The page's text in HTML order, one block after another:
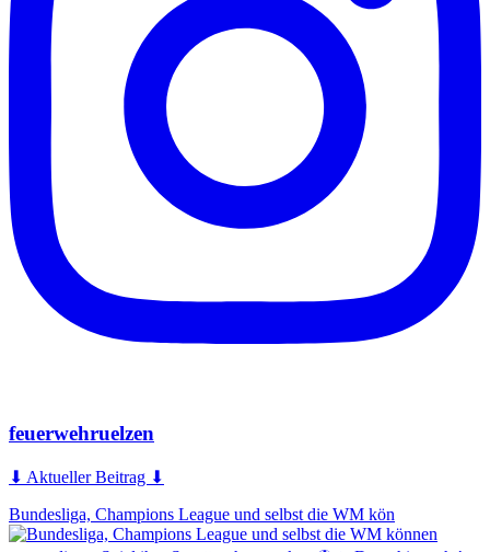
feuerwehruelzen
⬇ Aktueller Beitrag ⬇
Bundesliga, Champions League und selbst die WM kön